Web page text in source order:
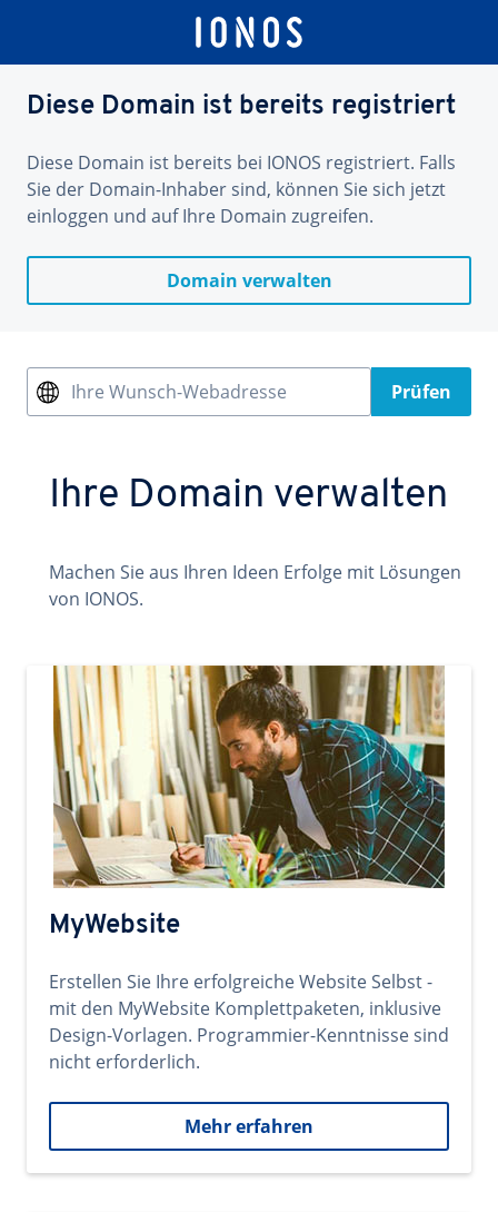
Diese Domain ist bereits registriert
Diese Domain ist bereits bei IONOS registriert. Falls
Sie der Domain-Inhaber sind, können Sie sich jetzt
einloggen und auf Ihre Domain zugreifen.
Domain verwalten
Ihre Wunsch-Webadresse Prüfen
Ihre Domain verwalten
Machen Sie aus Ihren Ideen Erfolge mit Lösungen
von IONOS.
MyWebsite
Erstellen Sie Ihre erfolgreiche Website Selbst -
mit den MyWebsite Komplettpaketen, inklusive
Design-Vorlagen. Programmier-Kenntnisse sind
nicht erforderlich.
Mehr erfahren